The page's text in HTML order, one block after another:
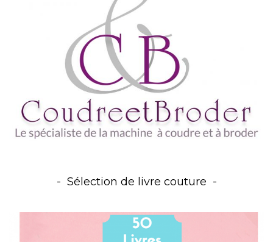
Sélection de livre couture